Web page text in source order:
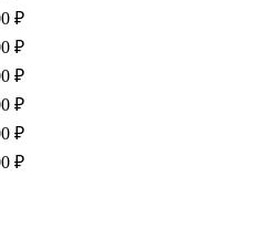
₽
₽
₽
₽
₽
₽